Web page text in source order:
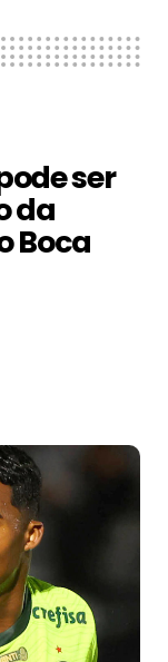
ser
da
Boca